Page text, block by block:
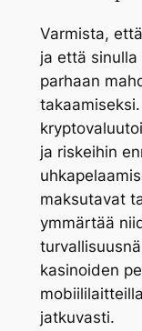
Varmista,
ja että
parhaan
ja riskeihin
maksutavat
ymmärtää
kasinoiden
jatkuvasti.